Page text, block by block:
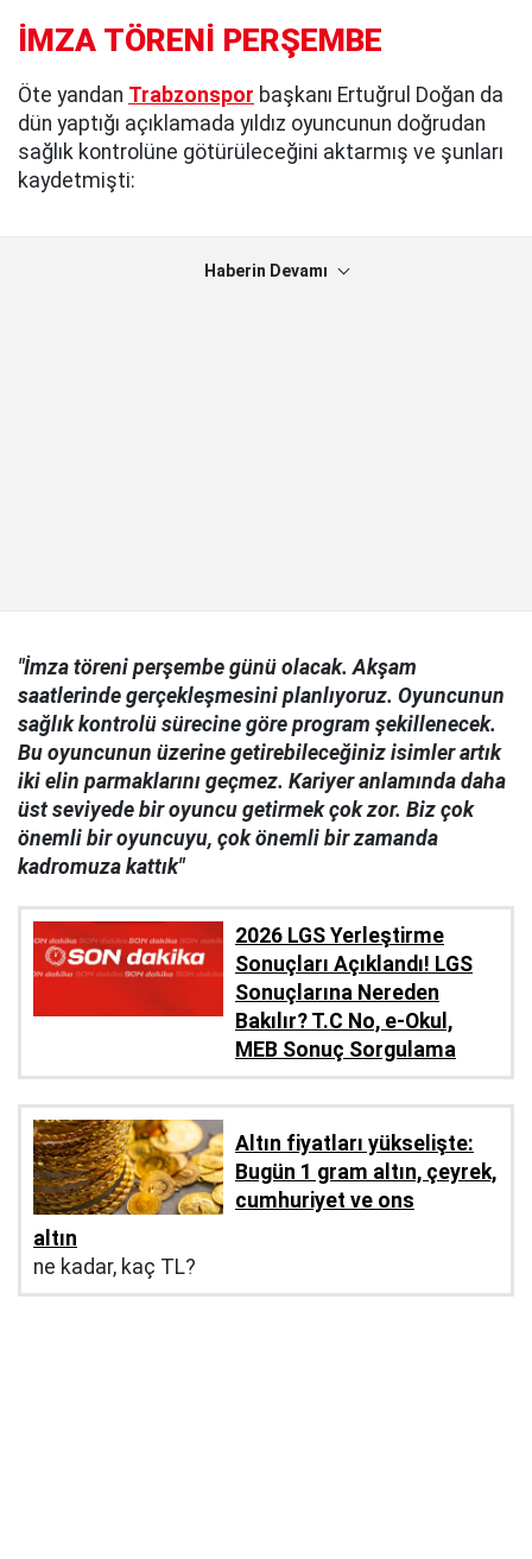
İMZA TÖRENİ PERŞEMBE
Öte yandan Trabzonspor başkanı Ertuğrul Doğan da
dün yaptığı açıklamada yıldız oyuncunun doğrudan
sağlık kontrolüne götürüleceğini aktarmış ve şunları
kaydetmişti:
Haberin Devamı
"İmza töreni perşembe günü olacak. Akşam
saatlerinde gerçekleşmesini planlıyoruz. Oyuncunun
sağlık kontrolü sürecine göre program şekillenecek.
Bu oyuncunun üzerine getirebileceğiniz isimler artık
iki elin parmaklarını geçmez. Kariyer anlamında daha
üst seviyede bir oyuncu getirmek çok zor. Biz çok
önemli bir oyuncuyu, çok önemli bir zamanda
kadromuza kattık"
2026 LGS Yerleştirme
Sonuçları Açıklandı! LGS
Sonuçlarına Nereden
Bakılır? T.C No, e-Okul,
MEB Sonuç Sorgulama
Altın fiyatları yükselişte:
Bugün 1 gram altın, çeyrek,
cumhuriyet ve ons
altın
ne kadar, kaç TL?